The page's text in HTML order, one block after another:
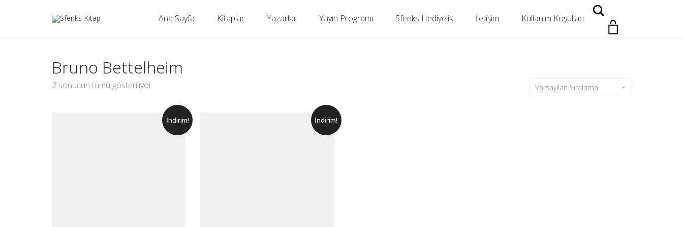
Ana Sayfa Kitaplar Yazarlar Yayın Programı Sfenks Hediyelik İletişim Kullanım Koşulları
Bruno Bettelheim
2 sonucun tümü gösteriliyor Varsayılan Sıralama
İndirim! İndirim!